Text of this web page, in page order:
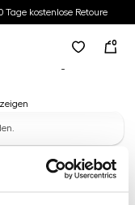
Tage kostenlose Retoure
0
machen | Unsere